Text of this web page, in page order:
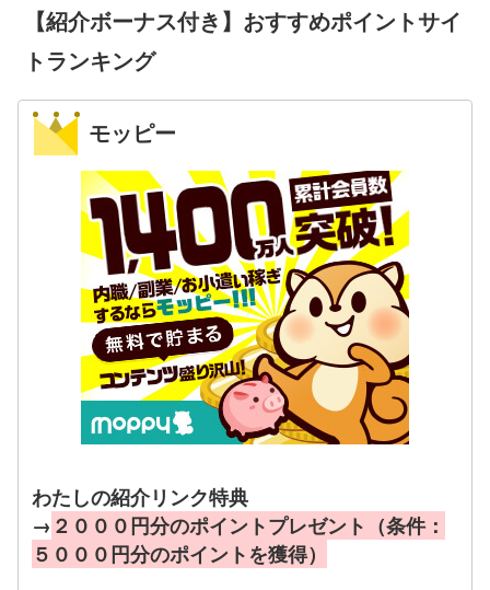
【紹介ボーナス付き】おすすめポイントサイ
トランキング
モッピー
わたしの紹介リンク特典
→ ２０００円分のポイントプレゼント（条件：
５０００円分のポイントを獲得）